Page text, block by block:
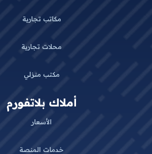
مكاتب تجارية
محلات تجارية
مكتب منزلي
أملاك بلاتفورم
الأسعار
خدمات المنصة